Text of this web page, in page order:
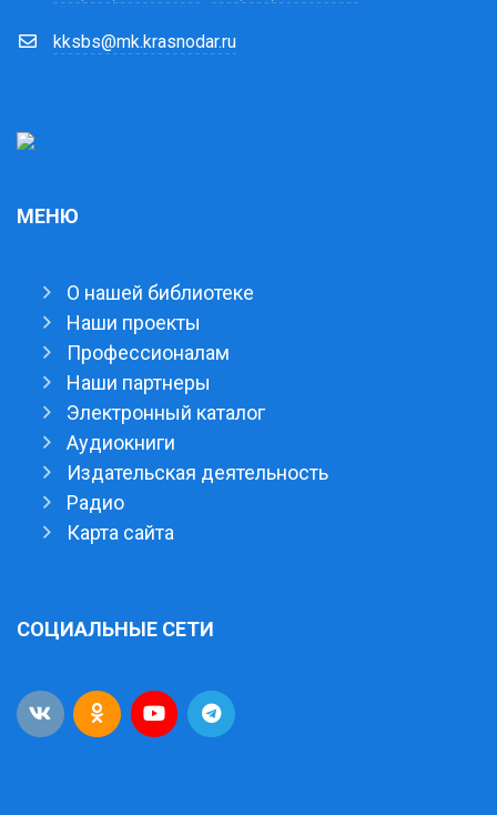
kksbs@mk.krasnodar.ru
МЕНЮ
О нашей библиотеке
Наши проекты
Профессионалам
Наши партнеры
Электронный каталог
Аудиокниги
Издательская деятельность
Радио
Карта сайта
СОЦИАЛЬНЫЕ СЕТИ